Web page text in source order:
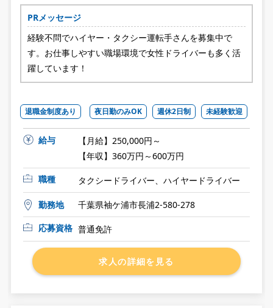
PRメッセージ
経験不問でハイヤー・タクシー運転手さんを募集中で
す。お仕事しやすい職場環境で女性ドライバーも多く活
躍しています！
退職金制度あり 夜日勤のみOK 週休2日制 未経験歓迎
給与
【月給】250,000円～
【年収】360万円～600万円
職種
タクシードライバー、ハイヤードライバー
勤務地
千葉県袖ケ浦市長浦2-580-278
応募資格 普通免許
求人の詳細を見る